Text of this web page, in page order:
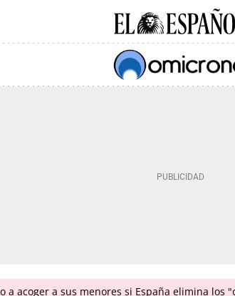
a acoger a sus menores si España elimina los